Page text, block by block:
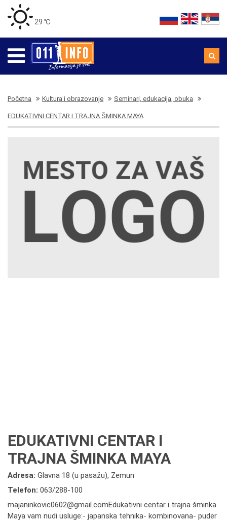
29 ℃
Početna Kultura i obrazovanje Seminari, edukacija, obuka
EDUKATIVNI CENTAR I TRAJNA ŠMINKA MAYA
EDUKATIVNI CENTAR I
TRAJNA ŠMINKA MAYA
Adresa: Glavna 18 (u pasažu), Zemun
Telefon: 063/288-100
majaninkovic0602@gmail.comEdukativni centar i trajna šminka
Maya vam nudi usluge:- japanska tehnika- kombinovana- puder